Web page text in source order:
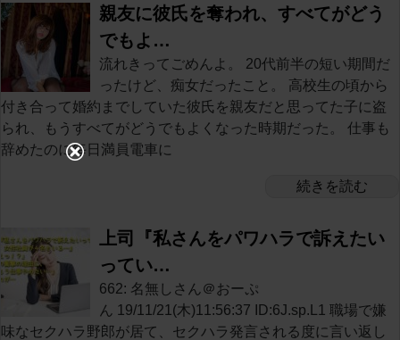
親友に彼氏を奪われ、すべてがどう
でもよ…
流れきってごめんよ。 20代前半の短い期間だ
ったけど、痴女だったこと。 高校生の頃から
付き合って婚約までしていた彼氏を親友だと思ってた子に盗
られ、もうすべてがどうでもよくなった時期だった。 仕事も
辞めたのに毎日満員電車に
続きを読む
上司『私さんをパワハラで訴えたい
ってい…
662: 名無しさん＠おーぷ
ん 19/11/21(木)11:56:37 ID:6J.sp.L1 職場で嫌
味なセクハラ野郎が居て、セクハラ発言される度に言い返し